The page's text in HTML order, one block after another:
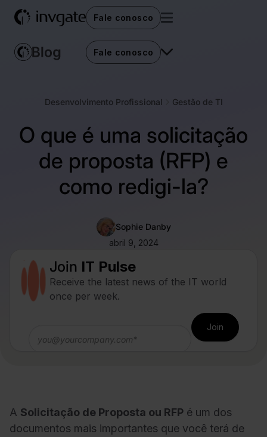
Fale conosco
Fale conosco
Desenvolvimento Profissional Gestão de TI
O que é uma solicitação
de proposta (RFP) e
como redigi-la?
Sophie Danby
abril 9, 2024
Join IT Pulse
Receive the latest news of the IT world
once per week.
A Solicitação de Proposta ou RFP é um dos
documentos mais importantes que você terá de